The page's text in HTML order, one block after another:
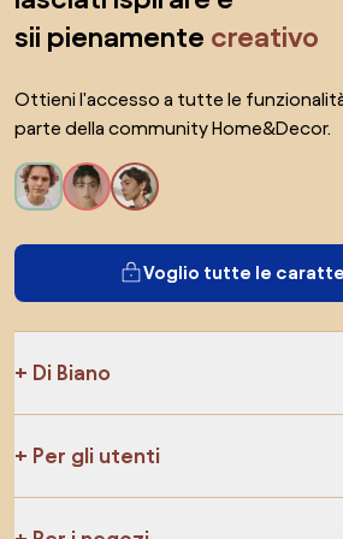
sii pienamente creativo
Ottieni l'accesso a tutte le
parte della community Home&Decor.
Voglio tutte le
Di Biano
Per gli utenti